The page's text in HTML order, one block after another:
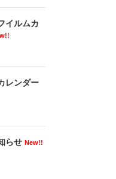
イルムカ
レンダー
らせ New!!